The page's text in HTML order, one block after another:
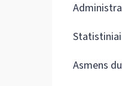
Asmens